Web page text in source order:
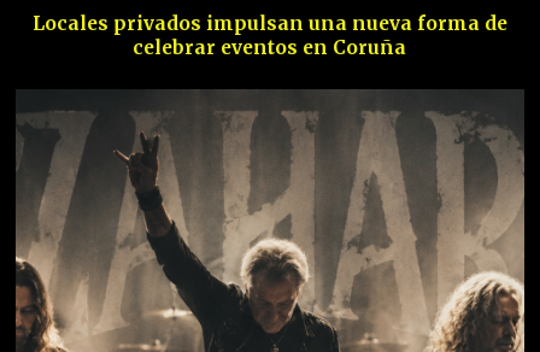
Locales privados impulsan una nueva forma de
celebrar eventos en Coruña